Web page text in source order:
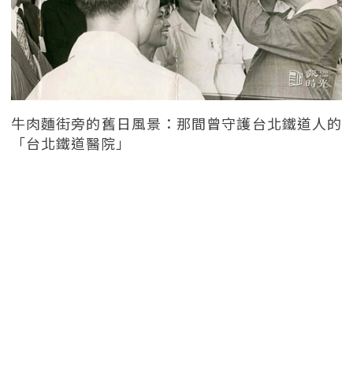
牛肉麵街旁的舊日風景：那間曾守護台北鐵道人的
「台北鐵道醫院」